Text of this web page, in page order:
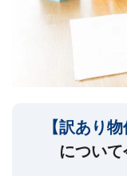
ー
ジ
り
件
買
取・
【訳あり
について